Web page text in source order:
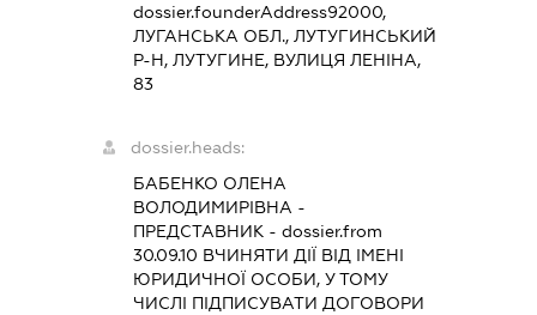
dossier.founderAddress92000,
ЛУГАНСЬКА ОБЛ., ЛУТУГИНСЬКИЙ
Р-Н, ЛУТУГИНЕ, ВУЛИЦЯ ЛЕНІНА,
83
dossier.heads:
БАБЕНКО ОЛЕНА
ВОЛОДИМИРІВНА -
ПРЕДСТАВНИК - dossier.from
30.09.10 ВЧИНЯТИ ДІЇ ВІД ІМЕНІ
ЮРИДИЧНОЇ ОСОБИ, У ТОМУ
ЧИСЛІ ПІДПИСУВАТИ ДОГОВОРИ